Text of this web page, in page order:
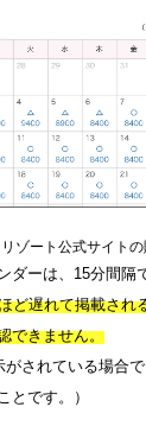
ゾート公式サイト
ダーは、15分間隔
ど遅れて掲載され
できません。
がされている場合
とです。）